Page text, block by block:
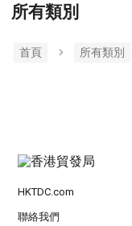
所有類別
首頁 所有類別
HKTDC.com
聯絡我們